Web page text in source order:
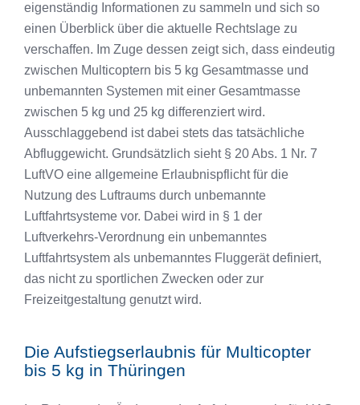
eigenständig Informationen zu sammeln und sich so
einen Überblick über die aktuelle Rechtslage zu
verschaffen. Im Zuge dessen zeigt sich, dass eindeutig
zwischen Multicoptern bis 5 kg Gesamtmasse und
unbemannten Systemen mit einer Gesamtmasse
zwischen 5 kg und 25 kg differenziert wird.
Ausschlaggebend ist dabei stets das tatsächliche
Abfluggewicht. Grundsätzlich sieht § 20 Abs. 1 Nr. 7
LuftVO eine allgemeine Erlaubnispflicht für die
Nutzung des Luftraums durch unbemannte
Luftfahrtsysteme vor. Dabei wird in § 1 der
Luftverkehrs-Verordnung ein unbemanntes
Luftfahrtsystem als unbemanntes Fluggerät definiert,
das nicht zu sportlichen Zwecken oder zur
Freizeitgestaltung genutzt wird.
Die Aufstiegserlaubnis für Multicopter
bis 5 kg in Thüringen